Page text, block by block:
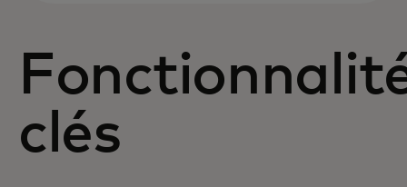
clés